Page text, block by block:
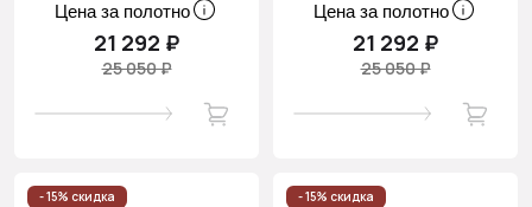
Цена за полотно
21 292 ₽
25 050 ₽
Цена за полотно
21 292 ₽
25 050 ₽
- 15% скидка - 15% скидка